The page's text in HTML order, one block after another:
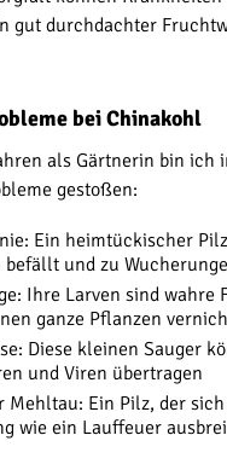
gut durchdachter
bei Chinakohl
als Gärtnerin bin ich
gestoßen:
Ein heimtückischer
befällt und zu
Ihre Larven sind wahre
ganze Pflanzen
Diese kleinen Sauger
und Viren übertragen
Mehltau: Ein Pilz, der
wie ein Lauffeuer